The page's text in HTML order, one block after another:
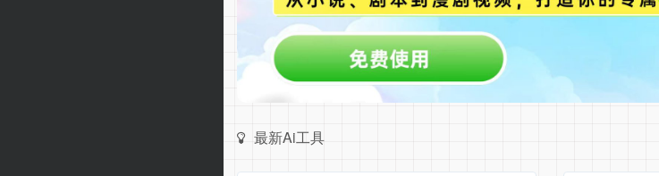
最新Ai工具